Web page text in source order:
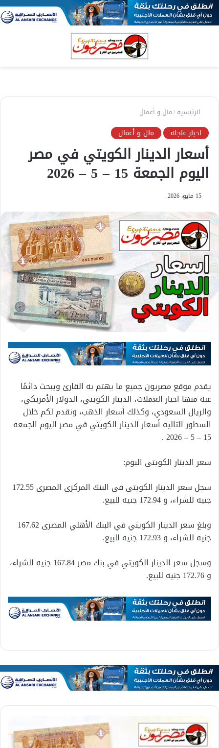
الرئيسية/مال و أعمال
اخبار عاجله مال و أعمال
أسعار الدينار الكويتي في مصر
اليوم الجمعة 15 – 5 – 2026
15 مايو، 2026
يقدم موقع مصريون جميع ما يهتم به القارئ ويبحث دائمًا
عنه منها اخبار العملات، الدينار الكويتي، الدولار الأمريكي،
والريال السعودي، وكذلك أسعار الذهب، ونقدم لكم خلال
السطور التالية أسعار الدينار الكويتي في مصر اليوم الجمعة
15 – 5 – 2026 .
سعر الدينار الكويتي اليوم:
سجل سعر الدينار الكويتي في البنك المركزي المصرى 172.55
جنيه للشراء، و 172.94 جنيه للبيع.
وبلغ سعر الدينار الكويتي في البنك الأهلي المصرى 167.62
جنيه للشراء، و 172.93 جنيه للبيع.
وسجل سعر الدينار الكويتي في بنك مصر 167.84 جنيه للشراء،
و 172.76 جنيه للبيع.